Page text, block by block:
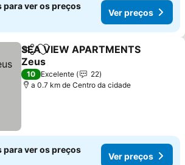
para ver os preços
Ver preços
PartilharAdicionar aos favoritos
SEA VIEW APARTMENTS
Zeus
Ver preços
10 Excelente
22
a 0.7 km de Centro da cidade
para ver os preços
Ver preços